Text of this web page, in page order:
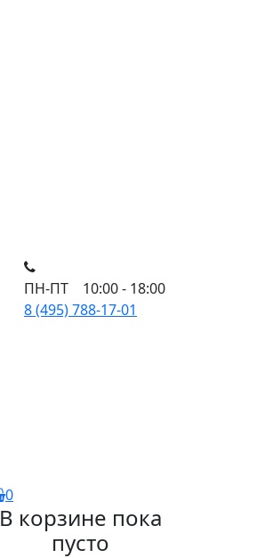
ПН-ПТ 10:00 - 18:00
8 (495) 788-17-01
0
В корзине пока
пусто